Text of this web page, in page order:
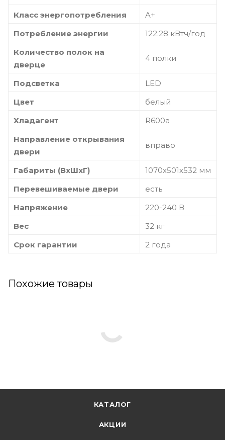
Класс энергопотребления
A+
Потребление энергии
122.28 кВтч/год
Количество полок на
дверце
4 полки
Подсветка
LED
Цвет
белый
Хладагент
R600a
Направление открывания
двери
вправо
Габариты (ВхШхГ)
1070х501х532 мм
Перевешиваемые двери
есть
Напряжение
220-240 В
Вес
32 кг
Срок гарантии
2 года
Похожие товары
КАТАЛОГ
АКЦИИ